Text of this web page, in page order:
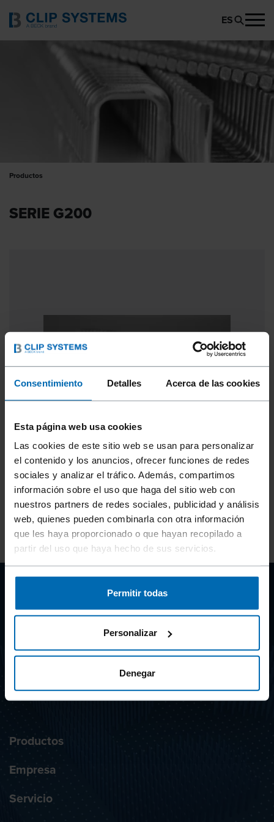
Consentimiento Detalles Acerca de las cookies
Esta página web usa cookies
Las cookies de este sitio web se usan para personalizar
el contenido y los anuncios, ofrecer funciones de redes
sociales y analizar el tráfico. Además, compartimos
información sobre el uso que haga del sitio web con
nuestros partners de redes sociales, publicidad y análisis
web, quienes pueden combinarla con otra información
que les haya proporcionado o que hayan recopilado a
partir del uso que haya hecho de sus servicios.
Permitir todas
Personalizar
Denegar
ES
Productos
SERIE G200
SERIE XG CAA
Fabricado por Beck. Serie XG CAA similar en
dimensiones a la serie G200
CLIP
SYSTEMS
SUSCRIBIRSE AL BOLETÍN DE NOTICIAS
Productos
Empresa
Servicio